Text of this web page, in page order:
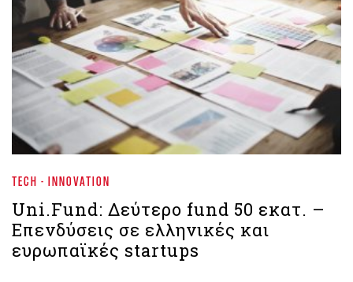
TECH - INNOVATION
Uni.Fund: Δεύτερο fund 50 εκατ. –
Επενδύσεις σε ελληνικές και
ευρωπαϊκές startups